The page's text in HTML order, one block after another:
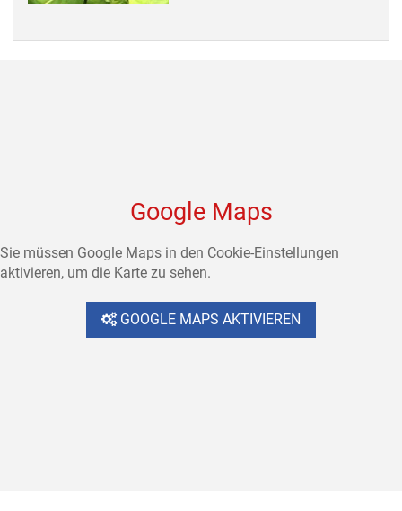
Google Maps
Sie müssen Google Maps in den Cookie-Einstellungen
aktivieren, um die Karte zu sehen.
GOOGLE MAPS AKTIVIEREN